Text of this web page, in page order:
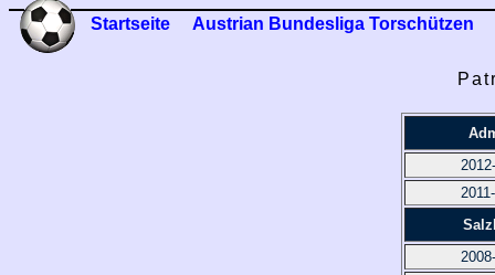
Startseite Austrian Bundesliga Torschützen